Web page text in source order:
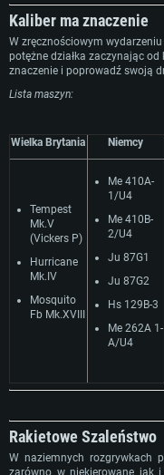
Kaliber ma znaczenie
W zręcznościowym
potężne działka zaczynając
znaczenie i poprowadź swoją
Lista maszyn:
Wielka Brytania Niemcy
Tempest
Mk.V
(Vickers P)
Hurricane
Mk.IV
Mosquito
Fb Mk.XVIII
Me 410A-
1/U4
Ме 410B-
2/U4
Ju 87G1
Ju 87G2
Hs 129B-3
Me 262A 1-
A/U4
Rakietowe Szaleństwo
W naziemnych rozgrywkach
zarówno w niekierowane jak